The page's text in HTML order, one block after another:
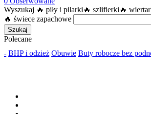
Wyszukaj 🔥 piły i pilarki 🔥 szlifierki 🔥
🔥 świece zapachowe
Szukaj
Polecane
- BHP i odzież Obuwie Buty robocze bez